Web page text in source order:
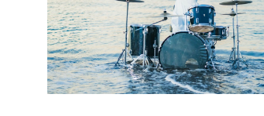
アート・写真
テクノロジー・